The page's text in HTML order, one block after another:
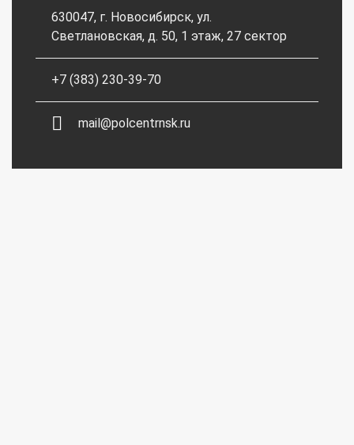
630047, г. Новосибирск, ул.
Светлановская, д. 50, 1 этаж, 27 сектор
+7 (383) 230-39-70
mail@polcentrnsk.ru